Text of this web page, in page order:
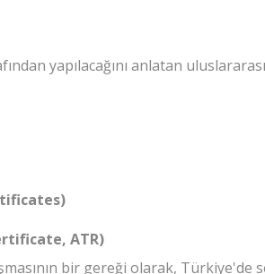
yapılacağını anlatan
ATR)
bir gereği olarak, Türkiye'de